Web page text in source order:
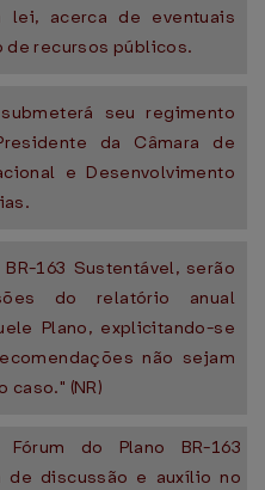
lei, acerca de eventuais
recursos públicos.
seu regimento
da Câmara de
e Desenvolvimento
163 Sustentável, serão
do relatório anual
Plano, explicitando-se
não sejam
caso." (NR)
do Plano BR-163
de discussão e auxílio no